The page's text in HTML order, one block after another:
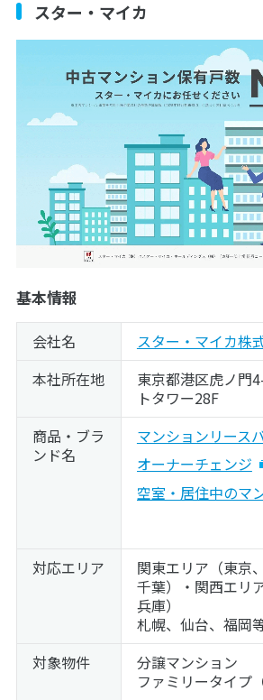
スター・マイカ
基本情報
会社名
スター・マイカ株
本社所在地
東京都港区虎ノ門
トタワー28F
商品・ブラ
ンド名
マンションリース
オーナーチェンジ
空室・居住中のマ
対応エリア
関東エリア（東京
千葉）・関西エリ
兵庫）
札幌、仙台、福岡
対象物件
分譲マンション
ファミリータイプ